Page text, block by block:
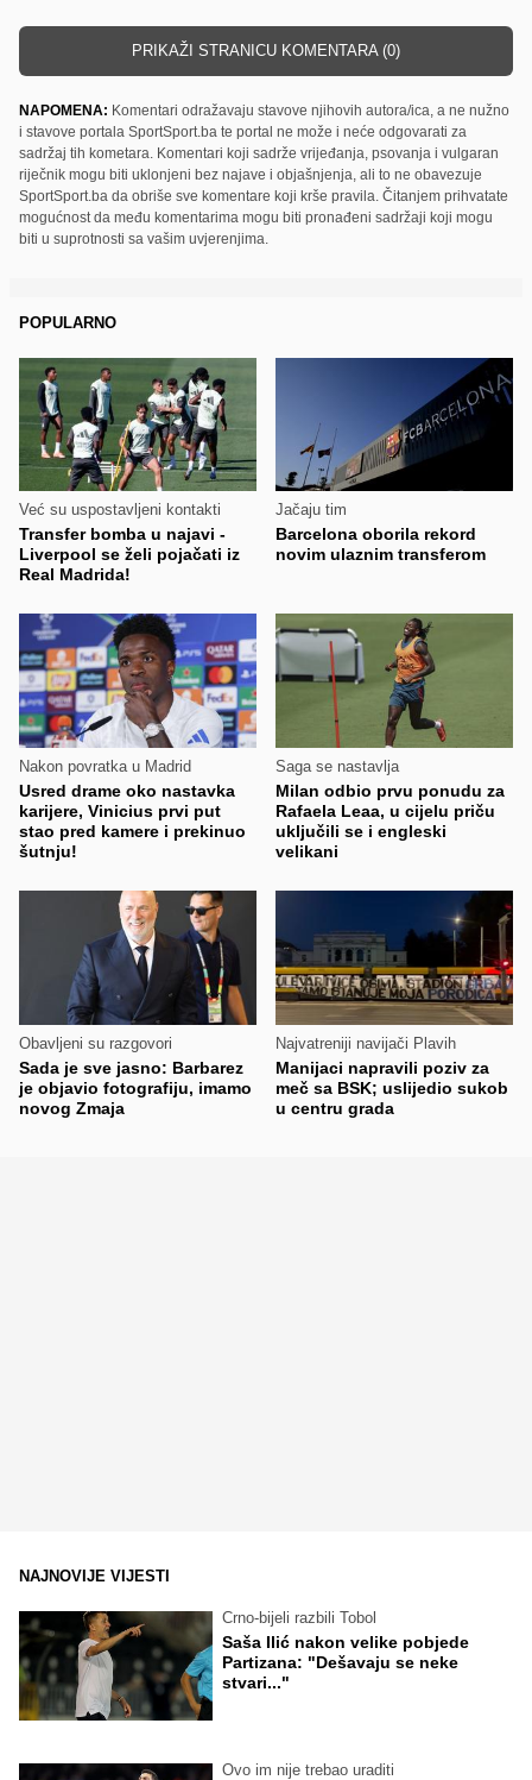
PRIKAŽI STRANICU KOMENTARA (0)
NAPOMENA: Komentari odražavaju stavove njihovih autora/ica, a ne nužno
i stavove portala SportSport.ba te portal ne može i neće odgovarati za
sadržaj tih kometara. Komentari koji sadrže vrijeđanja, psovanja i vulgaran
riječnik mogu biti uklonjeni bez najave i objašnjenja, ali to ne obavezuje
SportSport.ba da obriše sve komentare koji krše pravila. Čitanjem prihvatate
mogućnost da među komentarima mogu biti pronađeni sadržaji koji mogu
biti u suprotnosti sa vašim uvjerenjima.
POPULARNO
Već su uspostavljeni kontakti
Transfer bomba u najavi -
Liverpool se želi pojačati iz
Real Madrida!
Jačaju tim
Barcelona oborila rekord
novim ulaznim transferom
Nakon povratka u Madrid
Usred drame oko nastavka
karijere, Vinicius prvi put
stao pred kamere i prekinuo
šutnju!
Saga se nastavlja
Milan odbio prvu ponudu za
Rafaela Leaa, u cijelu priču
uključili se i engleski
velikani
Obavljeni su razgovori
Sada je sve jasno: Barbarez
je objavio fotografiju, imamo
novog Zmaja
Najvatreniji navijači Plavih
Manijaci napravili poziv za
meč sa BSK; uslijedio sukob
u centru grada
NAJNOVIJE VIJESTI
Crno-bijeli razbili Tobol
Saša Ilić nakon velike pobjede
Partizana: "Dešavaju se neke
stvari..."
Ovo im nije trebao uraditi